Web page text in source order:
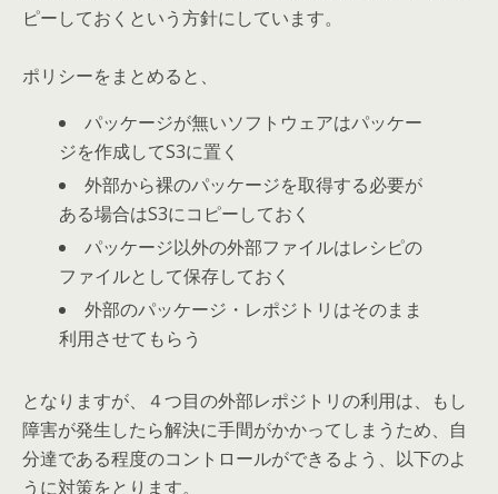
ピーしておくという方針にしています。
ポリシーをまとめると、
パッケージが無いソフトウェアはパッケー
ジを作成してS3に置く
外部から裸のパッケージを取得する必要が
ある場合はS3にコピーしておく
パッケージ以外の外部ファイルはレシピの
ファイルとして保存しておく
外部のパッケージ・レポジトリはそのまま
利用させてもらう
となりますが、４つ目の外部レポジトリの利用は、もし
障害が発生したら解決に手間がかかってしまうため、自
分達である程度のコントロールができるよう、以下のよ
うに対策をとります。